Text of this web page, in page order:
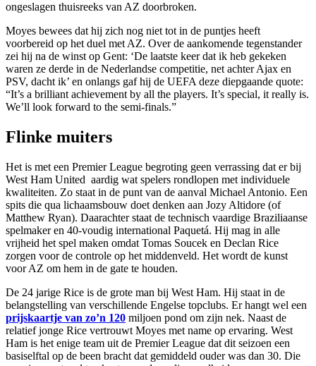
ongeslagen thuisreeks van AZ doorbroken.
Moyes bewees dat hij zich nog niet tot in de puntjes heeft
voorbereid op het duel met AZ. Over de aankomende tegenstander
zei hij na de winst op Gent: ‘De laatste keer dat ik heb gekeken
waren ze derde in de Nederlandse competitie, net achter Ajax en
PSV, dacht ik’ en onlangs gaf hij de UEFA deze diepgaande quote:
“It’s a brilliant achievement by all the players. It’s special, it really is.
We’ll look forward to the semi-finals.”
Flinke muiters
Het is met een Premier League begroting geen verrassing dat er bij
West Ham United aardig wat spelers rondlopen met individuele
kwaliteiten. Zo staat in de punt van de aanval Michael Antonio. Een
spits die qua lichaamsbouw doet denken aan Jozy Altidore (of
Matthew Ryan). Daarachter staat de technisch vaardige Braziliaanse
spelmaker en 40-voudig international Paquetá. Hij mag in alle
vrijheid het spel maken omdat Tomas Soucek en Declan Rice
zorgen voor de controle op het middenveld. Het wordt de kunst
voor AZ om hem in de gate te houden.
De 24 jarige Rice is de grote man bij West Ham. Hij staat in de
belangstelling van verschillende Engelse topclubs. Er hangt wel een
prijskaartje van zo’n 120 miljoen pond om zijn nek. Naast de
relatief jonge Rice vertrouwt Moyes met name op ervaring. West
Ham is het enige team uit de Premier League dat dit seizoen een
basiselftal op de been bracht dat gemiddeld ouder was dan 30. Die